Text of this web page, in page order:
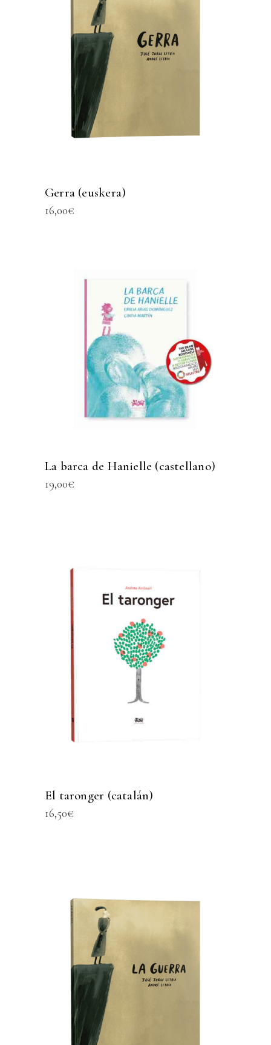
Gerra (euskera)
16,00€
La barca de Hanielle (castellano)
19,00€
El taronger (catalán)
16,50€